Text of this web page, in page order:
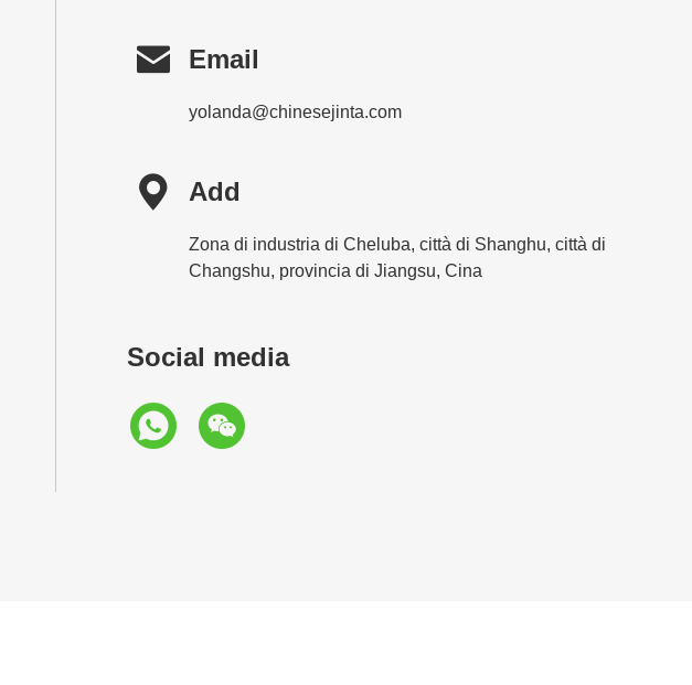
 Email
yolanda@chinesejinta.com
 Add
Zona di industria di Cheluba, città di Shanghu, città di
Changshu, provincia di Jiangsu, Cina
Social media